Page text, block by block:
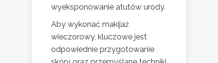
wyeksponowanie atutów urody.
Aby wykonać makijaż
wieczorowy, kluczowe jest
odpowiednie przygotowanie